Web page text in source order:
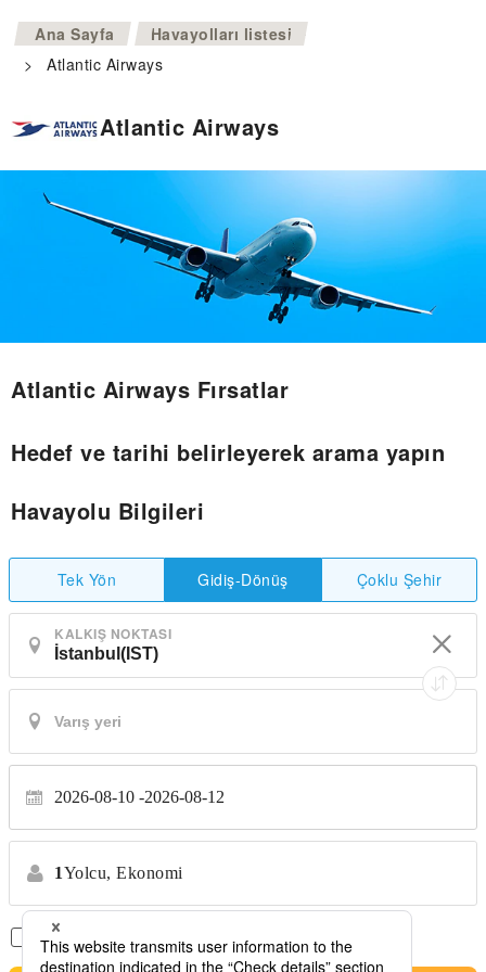
Ana Sayfa >
Havayolları listesi
>
Atlantic Airways
Atlantic Airways
Atlantic Airways Fırsatlar
Hedef ve tarihi belirleyerek arama yapın
Havayolu Bilgileri
Tek Yön Gidiş-Dönüş Çoklu Şehir
KALKIŞ NOKTASI
2026-08-10 2026-08-12
1Yolcu, Ekonomi
Sadece Aktarmasız Uçuşlar *Transfer yok